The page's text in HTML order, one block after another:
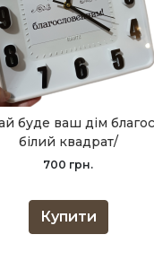
буде ваш дім
білий квадрат/
700 грн.
Купити